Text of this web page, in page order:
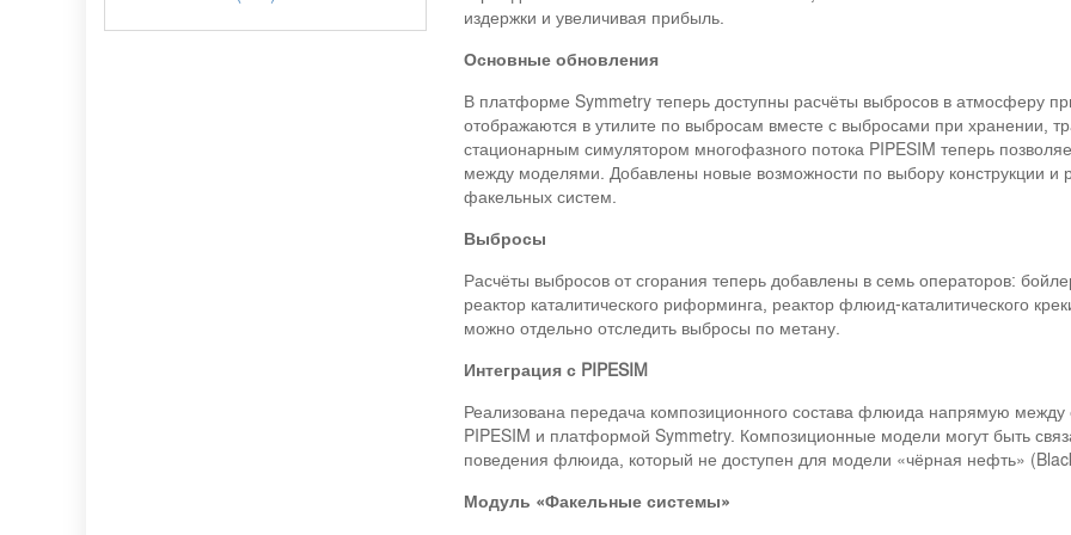
издержки и увеличивая прибыль.
Основные обновления
В платформе Symmetry теперь доступны расчёты выбросов в атмосферу
отображаются в утилите по выбросам вместе с выбросами при хранении,
стационарным симулятором многофазного потока PIPESIM теперь
между моделями. Добавлены новые возможности по выбору конструкции и
факельных систем.
Выбросы
Расчёты выбросов от сгорания теперь добавлены в семь операторов:
реактор каталитического риформинга, реактор флюид-каталитического
можно отдельно отследить выбросы по метану.
Интеграция с PIPESIM
Реализована передача композиционного состава флюида напрямую
PIPESIM и платформой Symmetry. Композиционные модели могут быть
поведения флюида, который не доступен для модели «чёрная нефть»
Модуль «Факельные системы»